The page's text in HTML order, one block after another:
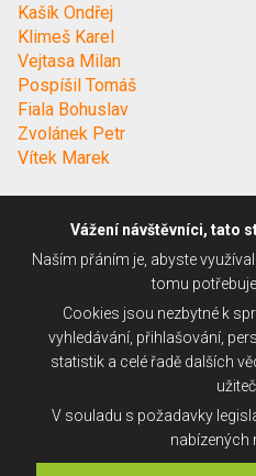
Kašík Ondřej
Klimeš Karel
Vejtasa Milan
Pospíšil Tomáš
Fiala Bohuslav
Zvolánek Petr
Vítek Marek
Vážení návštěvníci, tato
Naším přáním je, abyste
tomu
Cookies jsou nezbytné k
vyhledávání, přihlašování,
statistik a celé řadě dalších
V souladu s požadavky
nabízených